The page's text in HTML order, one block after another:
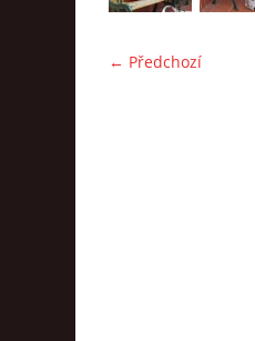
← Předchozí